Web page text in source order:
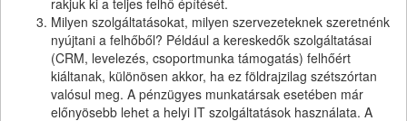
Milyen szolgáltatásokat, milyen szervezeteknek szeretnénk
nyújtani a felhőből? Például a kereskedők szolgáltatásai
(CRM, levelezés, csoportmunka támogatás) felhőért
kiáltanak, különösen akkor, ha ez földrajzilag szétszórtan
valósul meg. A pénzügyes munkatársak esetében már
előnyösebb lehet a helyi IT szolgáltatások használata. A